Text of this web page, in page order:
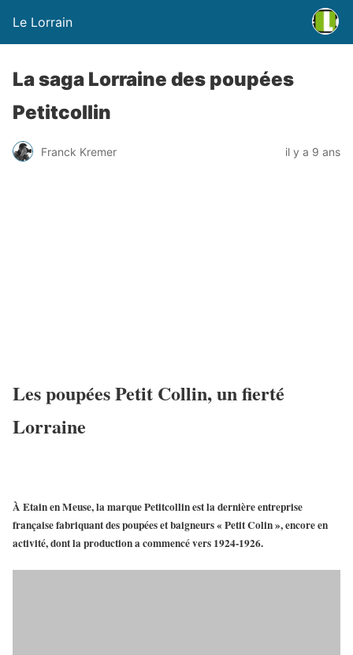
Le Lorrain
La saga Lorraine des poupées
Petitcollin
Franck Kremer il y a 9 ans
Les poupées Petit Collin, un fierté
Lorraine
À EtainenMeuse, la marquePetitcollinest la dernière entreprise
française fabriquant des poupées et baigneurs «Petit Colin», encore en
activité, dont la production a commencé vers 1924-1926.